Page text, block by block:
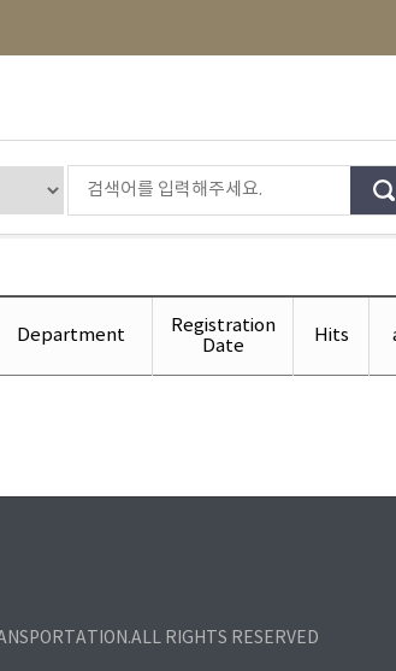
Department
Registration
Date
Hits
RIGHTS RESERVED